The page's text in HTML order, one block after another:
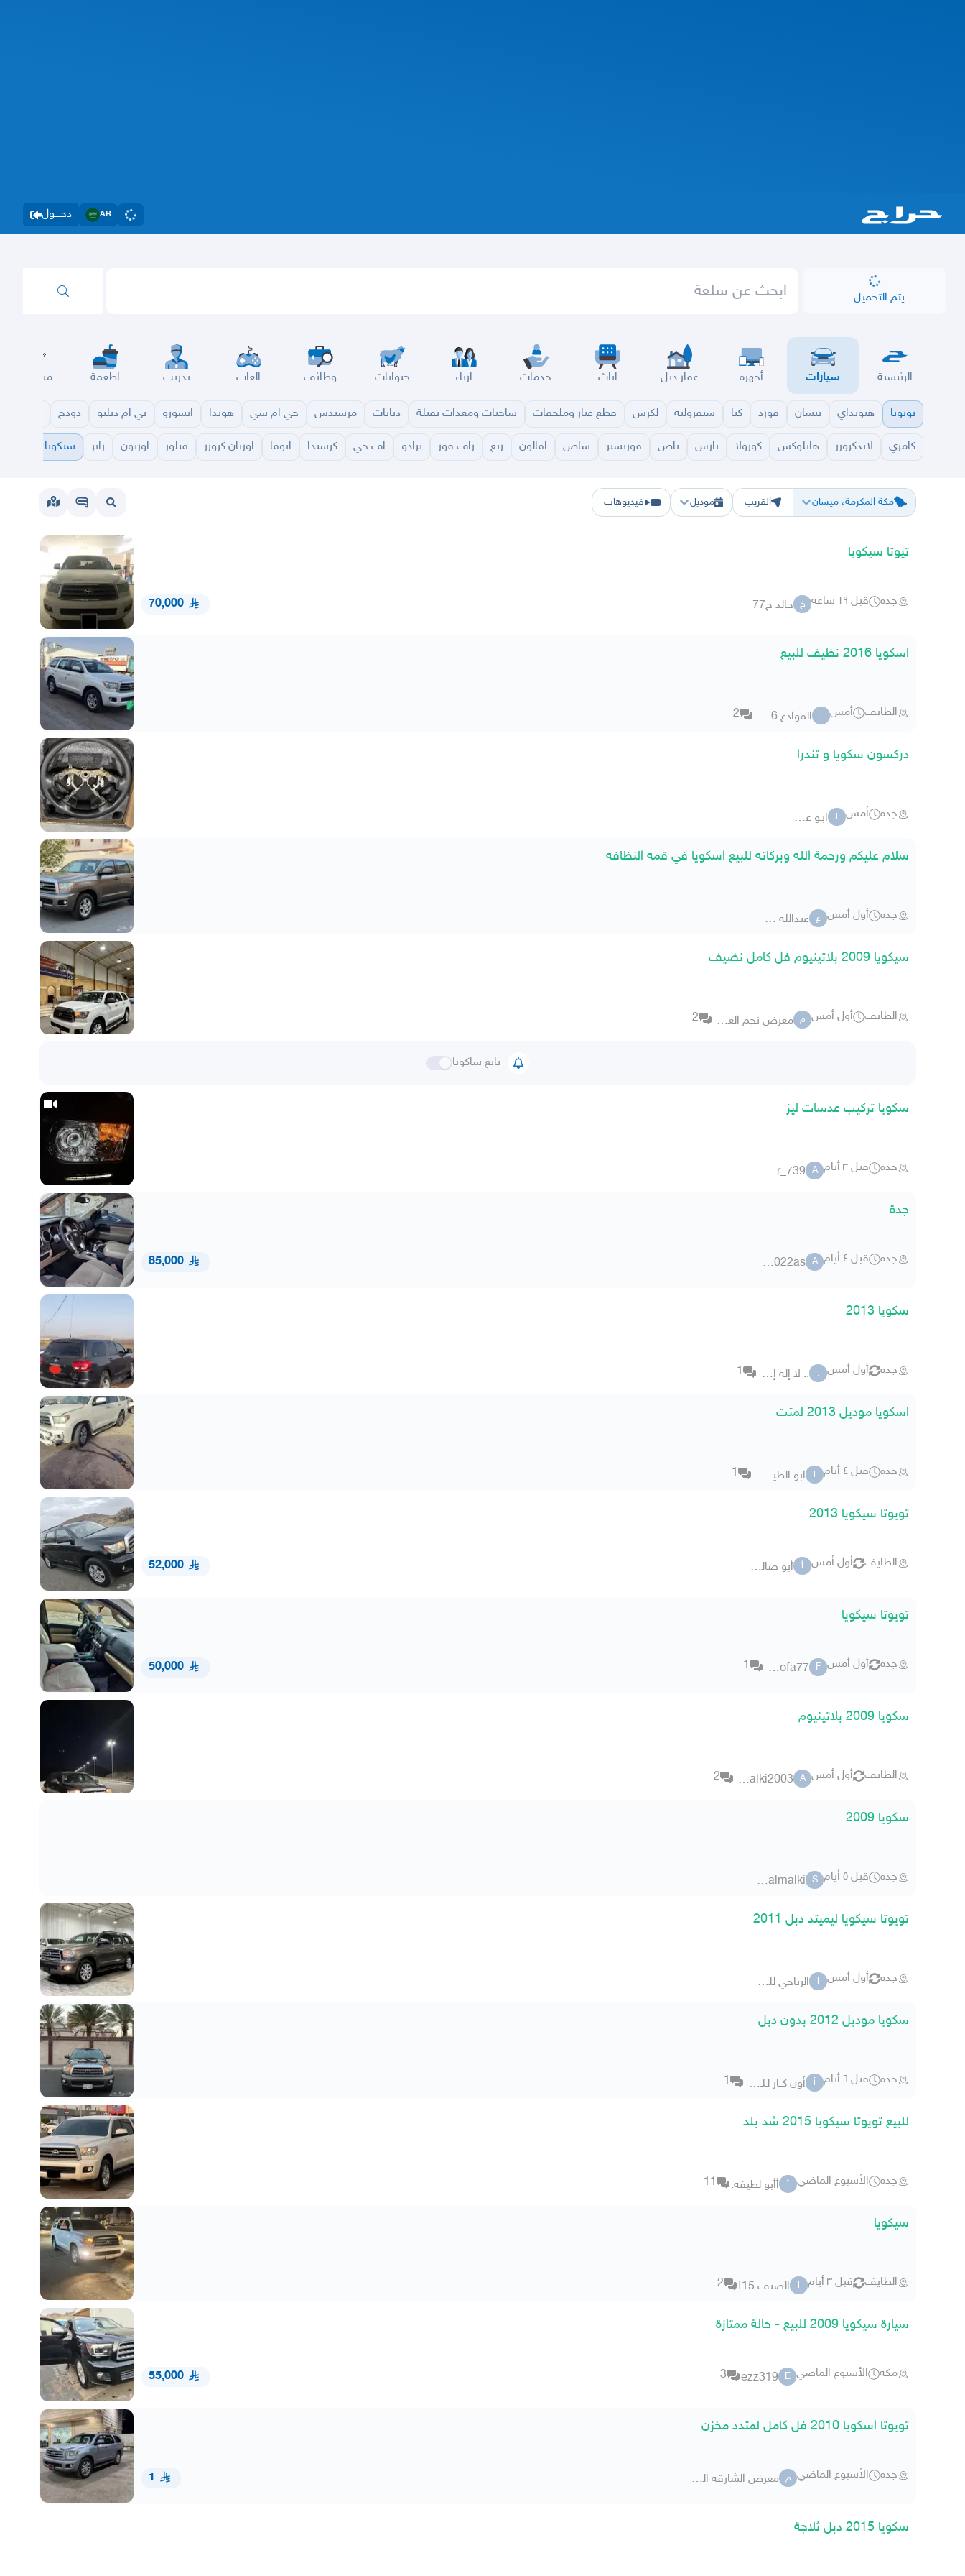
دخــــول AR
يتم التحميل...
الرئيسية سيارات أجهزة عقار ديل اثاث خدمات ازياء حيوانات وظائف العاب تدريب اطعمة مناسبات
تويوتا هيونداي نيسان فورد كيا شيفروليه لكزس قطع غيار وملحقات شاحنات ومعدات ثقيلة دبابات مرسيدس جي ام سي هوندا ايسوزو بي ام دبليو دودج
كامري لاندكروزر هايلوكس كورولا يارس باص فورتشنر شاص افالون ربع راف فور برادو اف جي كرسيدا انوفا اوربان كروزر فيلوز اوريون رايز سيكويا
مكة المكرمة، ميسان
الرياض الشرقيه حفر الباطن المدينة الطايف تبوك حائل جيزان
القريب موديل فيديوهات
تيوتا سيكويا
جده قبل ١٩ ساعة خ خالد ح77 70,000
اسكويا 2016 نظيف للبيع
الطايف أمس ا الموادع 2521936 2
دركسون سكويا و تندرا
جده أمس ا ابـو عـمـر _1
سلام عليكم ورحمة الله وبركاته للبيع اسكويا في قمه النظافه
جده أول أمس ع عبدالله عوبدان
سيكويا 2009 بلاتينيوم فل كامل نضيف
الطايف أول أمس م معرض نجم العين اوتومول 2
تابع ساكويا
سكويا تركيب عدسات ليز
جده قبل ٣ أيام A
anwar_739
جدة
جده قبل ٤ أيام A
anas2022as
85,000
سكويا 2013
جده أول أمس . .. لا إله إلا الله 1
اسكويا موديل 2013 لمتت
جده قبل ٤ أيام ا ابو الطيب ص 1
تويوتا سيكويا 2013
الطايف أول أمس أ أبو صالح a 52,000
تويوتا سيكويا
جده أول أمس F
fooofa77
1
50,000
سكويا 2009 بلاتينيوم
الطايف أول أمس A
almalki2003
2
سكويا 2009
جده قبل ٥ أيام S
saud-almalki
تويوتا سيكويا ليميتد دبل 2011
جده أول أمس ا الرياحي للسيارات jed
سكويا موديل 2012 بدون دبل
جده قبل ٦ أيام أ أون كــار لـلـسـيـارات 1
للبيع تويوتا سيكويا 2015 شد بلد
جده الأسبوع الماضي أ أأبو لطيفة. 11
سيكويا
الطايف قبل ٣ أيام ا الصنف f15 2
سيارة سيكويا 2009 للبيع - حالة ممتازة
مكه الأسبوع الماضي E
ezz319
3
55,000
تويوتا اسكويا 2010 فل كامل لمتدد مخزن
جده الأسبوع الماضي م معرض الشارقة المطور للسيارات 1
سكويا 2015 دبل ثلاجة